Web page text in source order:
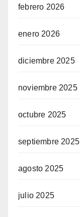
febrero 2026
enero 2026
diciembre 2025
noviembre 2025
octubre 2025
septiembre 2025
agosto 2025
julio 2025